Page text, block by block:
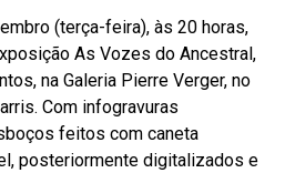
(terça-feira), às 20 horas,
As Vozes do Ancestral,
na Galeria Pierre Verger, no
Com infogravuras
feitos com caneta
posteriormente digitalizados e